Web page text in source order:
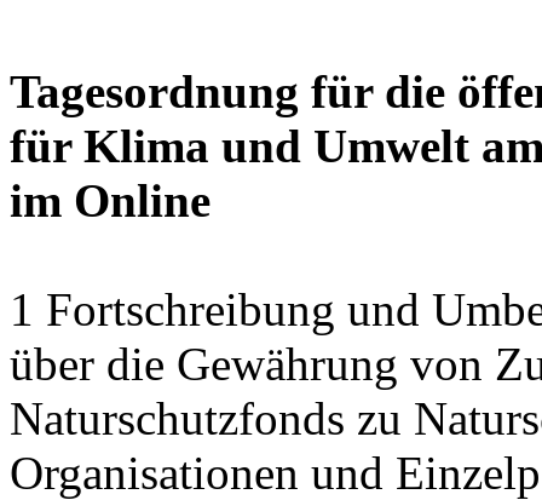
Tagesordnung für die
für Klima und Umwelt
im Online
1 Fortschreibung und
über die Gewährung von
Naturschutzfonds zu
Organisationen und